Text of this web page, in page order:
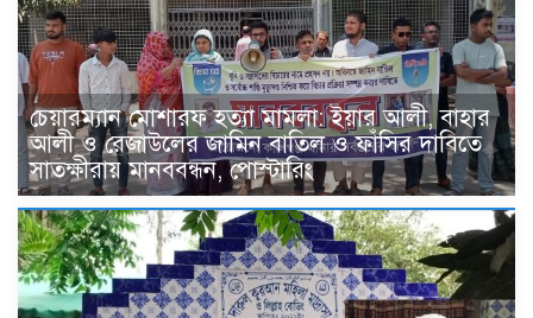
চেয়ারম্যান মোশারফ হত্যা মামলা: ইয়ার আলী, বাহার
আলী ও রেজাউলের জামিন বাতিল ও ফাঁসির দাবিতে
সাতক্ষীরায় মানববন্ধন, পোস্টারিং